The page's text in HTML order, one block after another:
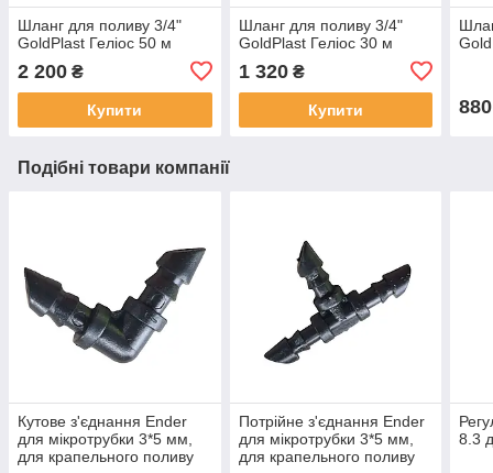
Шланг для поливу 3/4"
GoldPlast Геліос 50 м
2 200 ₴
Купити
Шланг для поливу 3/4"
GoldPlast Геліос 30 м
1 320₴
Купити 880
Подібні товари компанії
Кутове з'єднання Ender
для мікротрубки 3*5 мм,
для крапельного поливу
Потрійне з'єднання Ender
для мікротрубки 3*5 мм,
для крапельного поливу
8.3